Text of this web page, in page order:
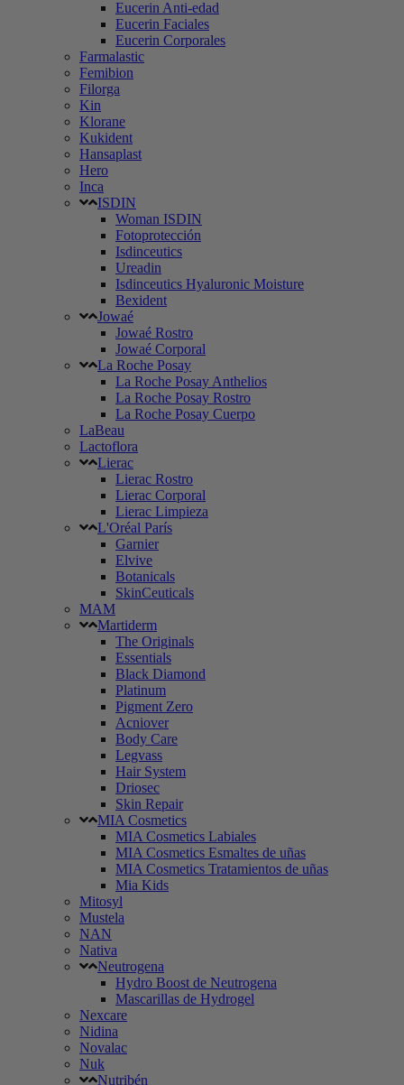
Eucerin Anti-edad
Eucerin Faciales
Eucerin Corporales
Farmalastic
Femibion
Filorga
Kin
Klorane
Kukident
Hansaplast
Hero
Inca
ISDIN
Woman ISDIN
Fotoprotección
Isdinceutics
Ureadin
Isdinceutics Hyaluronic Moisture
Bexident
Jowaé
Jowaé Rostro
Jowaé Corporal
La Roche Posay
La Roche Posay Anthelios
La Roche Posay Rostro
La Roche Posay Cuerpo
LaBeau
Lactoflora
Lierac
Lierac Rostro
Lierac Corporal
Lierac Limpieza
L'Oréal París
Garnier
Elvive
Botanicals
SkinCeuticals
MAM
Martiderm
The Originals
Essentials
Black Diamond
Platinum
Pigment Zero
Acniover
Body Care
Legvass
Hair System
Driosec
Skin Repair
MIA Cosmetics
MIA Cosmetics Labiales
MIA Cosmetics Esmaltes de uñas
MIA Cosmetics Tratamientos de uñas
Mia Kids
Mitosyl
Mustela
NAN
Nativa
Neutrogena
Hydro Boost de Neutrogena
Mascarillas de Hydrogel
Nexcare
Nidina
Novalac
Nuk
Nutribén